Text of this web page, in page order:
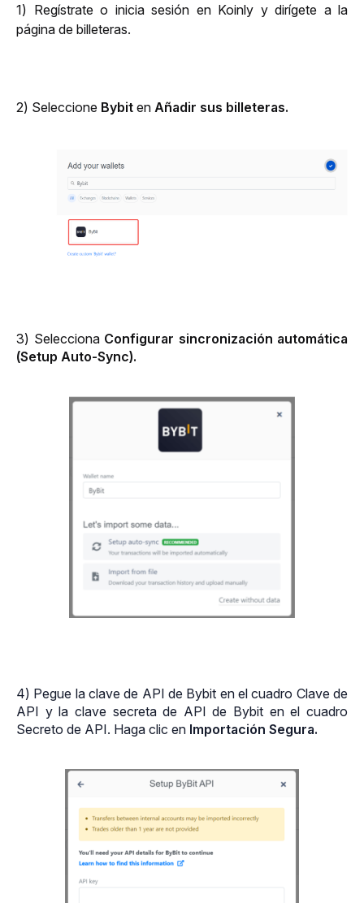
1) Regístrate o inicia sesión en Koinly y dirígete a la
página de billeteras.
2) Seleccione Bybit en Añadir sus billeteras.
3) Selecciona Configurar sincronización automática
(Setup Auto-Sync).
4) Pegue la clave de API de Bybit en el cuadro Clave de
API y la clave secreta de API de Bybit en el cuadro
Secreto de API. Haga clic en Importación Segura.